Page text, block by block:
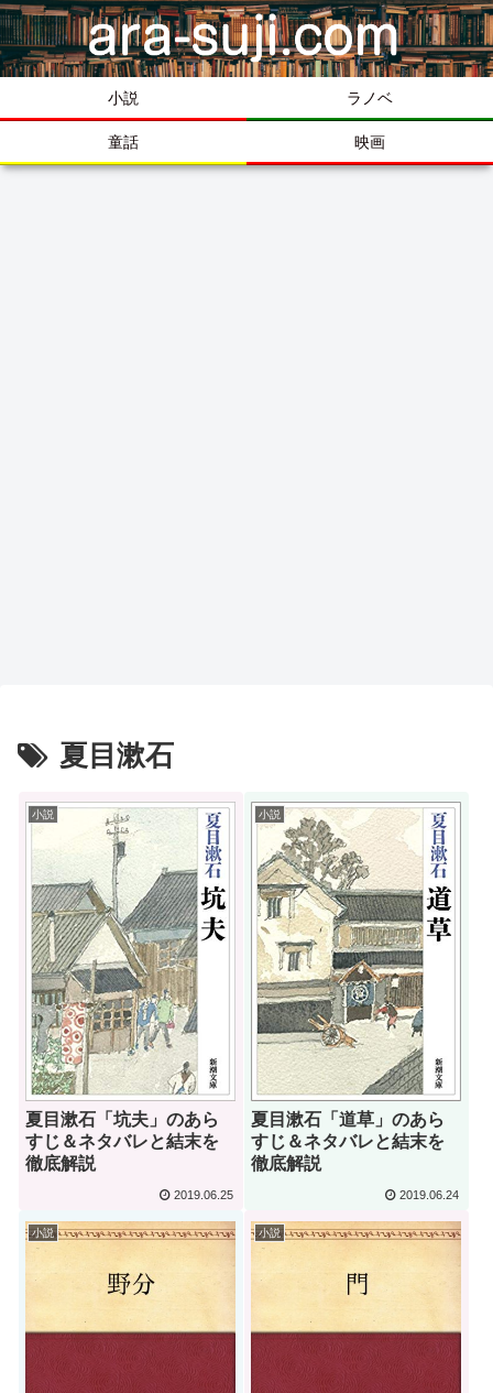
小説 ラノベ
童話 映画
夏目漱石
小説
夏目漱石「坑夫」のあら
すじ＆ネタバレと結末を
徹底解説
2019.06.25
小説
夏目漱石「道草」のあら
すじ＆ネタバレと結末を
徹底解説
2019.06.24
小説 小説